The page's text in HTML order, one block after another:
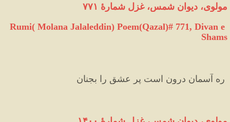
مولوی، دیوان شمس، غزل شمارهٔ ۷۷۱
Rumi( Molana Jalaleddin) Poem(Qazal)# 771, Divan e
Shams
ره آسمان درون است پر عشق را بجنان